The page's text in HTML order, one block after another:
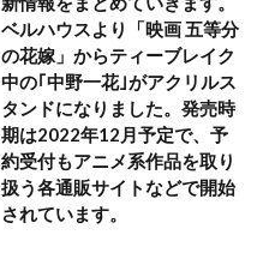
ベルハウスより「映画 五等分
の花嫁」からティーブレイク
中の｢中野一花｣がアクリルス
タンドになりました。発売時
期は2022年12月予定で、予
約受付もアニメ系作品を取り
扱う各通販サイトなどで開始
されています。